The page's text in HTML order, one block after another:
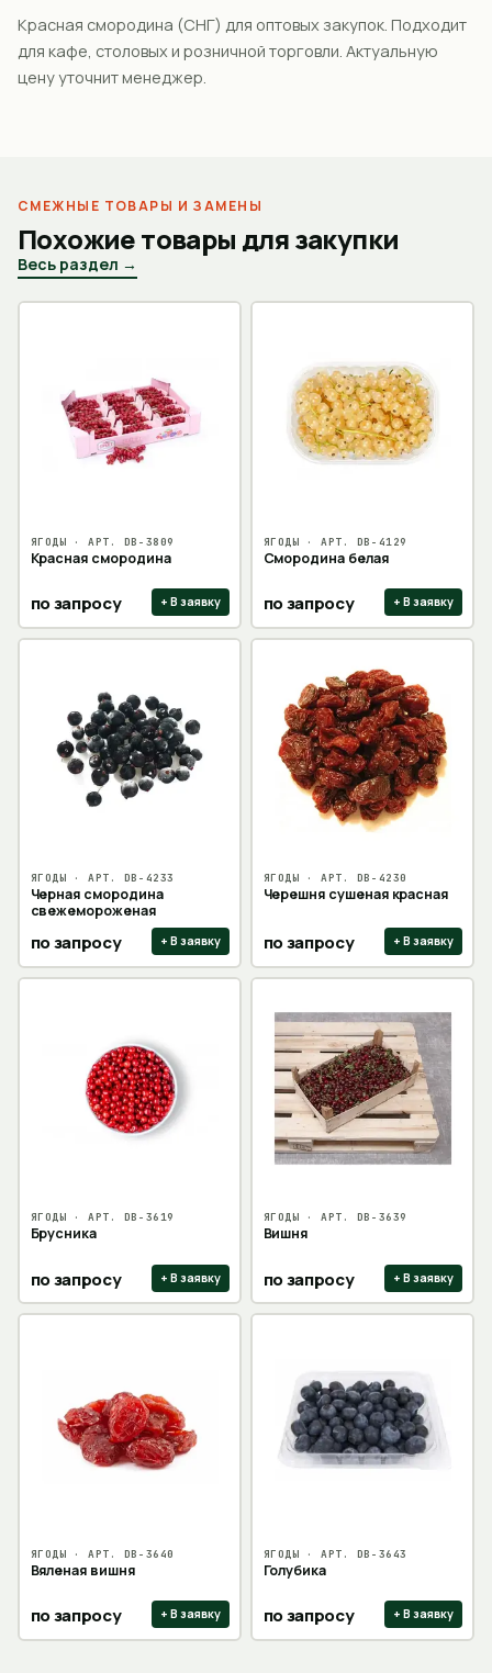
Красная смородина (СНГ) для оптовых закупок. Подходит
для кафе, столовых и розничной торговли. Актуальную
цену уточнит менеджер.
СМЕЖНЫЕ ТОВАРЫ И ЗАМЕНЫ
Похожие товары для закупки
Весь раздел →
ЯГОДЫ · АРТ. DB-3809
Красная смородина
по запросу + В заявку
ЯГОДЫ · АРТ. DB-4129
Смородина белая
по запросу + В заявку
ЯГОДЫ · АРТ. DB-4233
Черная смородина
свежемороженая
по запросу + В заявку
ЯГОДЫ · АРТ. DB-4230
Черешня сушеная красная
по запросу + В заявку
ЯГОДЫ · АРТ. DB-3619
Брусника
по запросу + В заявку
ЯГОДЫ · АРТ. DB-3639
Вишня
по запросу + В заявку
ЯГОДЫ · АРТ. DB-3640
Вяленая вишня
по запросу + В заявку
ЯГОДЫ · АРТ. DB-3643
Голубика
по запросу + В заявку